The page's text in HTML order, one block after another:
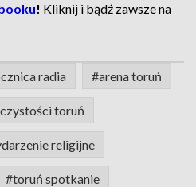
! Kliknij i bądź zawsze na
radia #arena toruń
toruń
religijne
#toruń spotkanie